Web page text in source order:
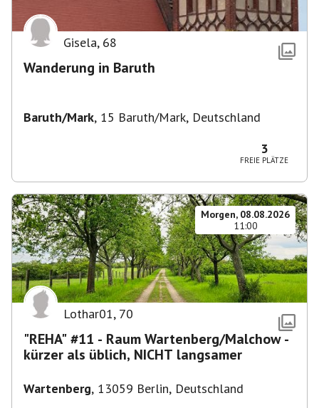
Gisela, 68
Wanderung in Baruth
Baruth/Mark, 15 Baruth/Mark, Deutschland
3
FREIE PLÄTZE
Morgen, 08.08.2026
11:00
Lothar01, 70
"REHA" #11 - Raum Wartenberg/Malchow -
kürzer als üblich, NICHT langsamer
Wartenberg, 13059 Berlin, Deutschland